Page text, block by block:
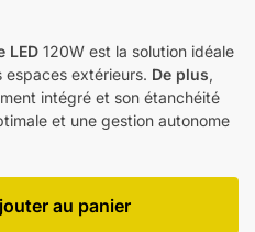
LED 120W est la solution idéale
espaces extérieurs. De plus,
intégré et son étanchéité
et une gestion autonome
au panier